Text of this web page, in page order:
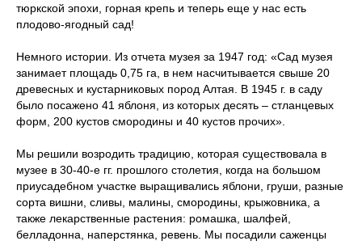
тюркской эпохи, горная крепь и теперь еще у нас есть
плодово-ягодный сад!
Немного истории. Из отчета музея за 1947 год: «Сад музея
занимает площадь 0,75 га, в нем насчитывается свыше 20
древесных и кустарниковых пород Алтая. В 1945 г. в саду
было посажено 41 яблоня, из которых десять – стланцевых
форм, 200 кустов смородины и 40 кустов прочих».
Мы решили возродить традицию, которая существовала в
музее в 30-40-е гг. прошлого столетия, когда на большом
приусадебном участке выращивались яблони, груши, разные
сорта вишни, сливы, малины, смородины, крыжовника, а
также лекарственные растения: ромашка, шалфей,
белладонна, наперстянка, ревень. Мы посадили саженцы